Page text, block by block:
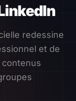
redessine
et de
contenus